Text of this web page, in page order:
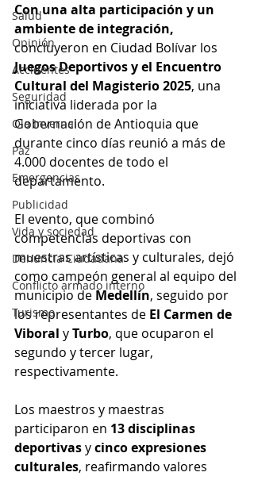
Salud
Opinión
Accidentes
Seguridad
Ola Invernal
Paz
Emergencias
Publicidad
Vida y sociedad
Denuncia Ciudadana
Conflicto armado interno
Turismo
Con una alta participación y un
ambiente de integración,
concluyeron en Ciudad Bolívar los
Juegos Deportivos y el Encuentro
Cultural del Magisterio 2025, una
iniciativa liderada por la
Gobernación de Antioquia que
durante cinco días reunió a más de
4.000 docentes de todo el
departamento.
El evento, que combinó
competencias deportivas con
muestras artísticas y culturales, dejó
como campeón general al equipo del
municipio de Medellín, seguido por
los representantes de El Carmen de
Viboral y Turbo, que ocuparon el
segundo y tercer lugar,
respectivamente.
Los maestros y maestras
participaron en 13 disciplinas
deportivas y cinco expresiones
culturales, reafirmando valores